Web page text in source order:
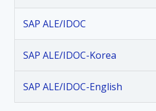
a
v
i
g
SAP ALE/IDOC
SAP ALE/IDOC-Korea
SAP ALE/IDOC-English